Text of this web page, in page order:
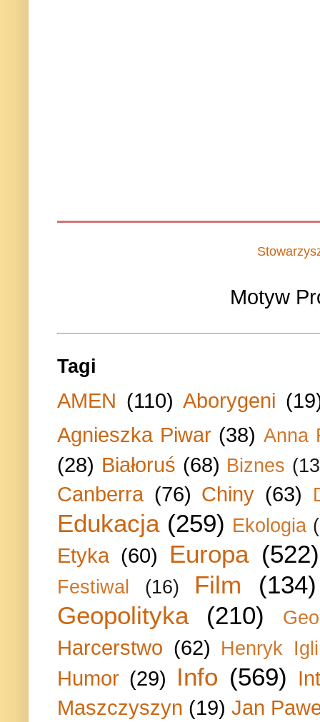
Motyw
Tagi
AMEN (110) Aborygeni
Agnieszka Piwar (38) Anna
(28) Białoruś (68) Biznes
Canberra (76) Chiny (63)
Edukacja (259) Ekologia
Etyka (60) Europa (522)
Festiwal (16) Film
(134)
Geopolityka
(210)
Harcerstwo (62) Henryk
Humor (29) Info (569)
Maszczyszyn (19) Jan